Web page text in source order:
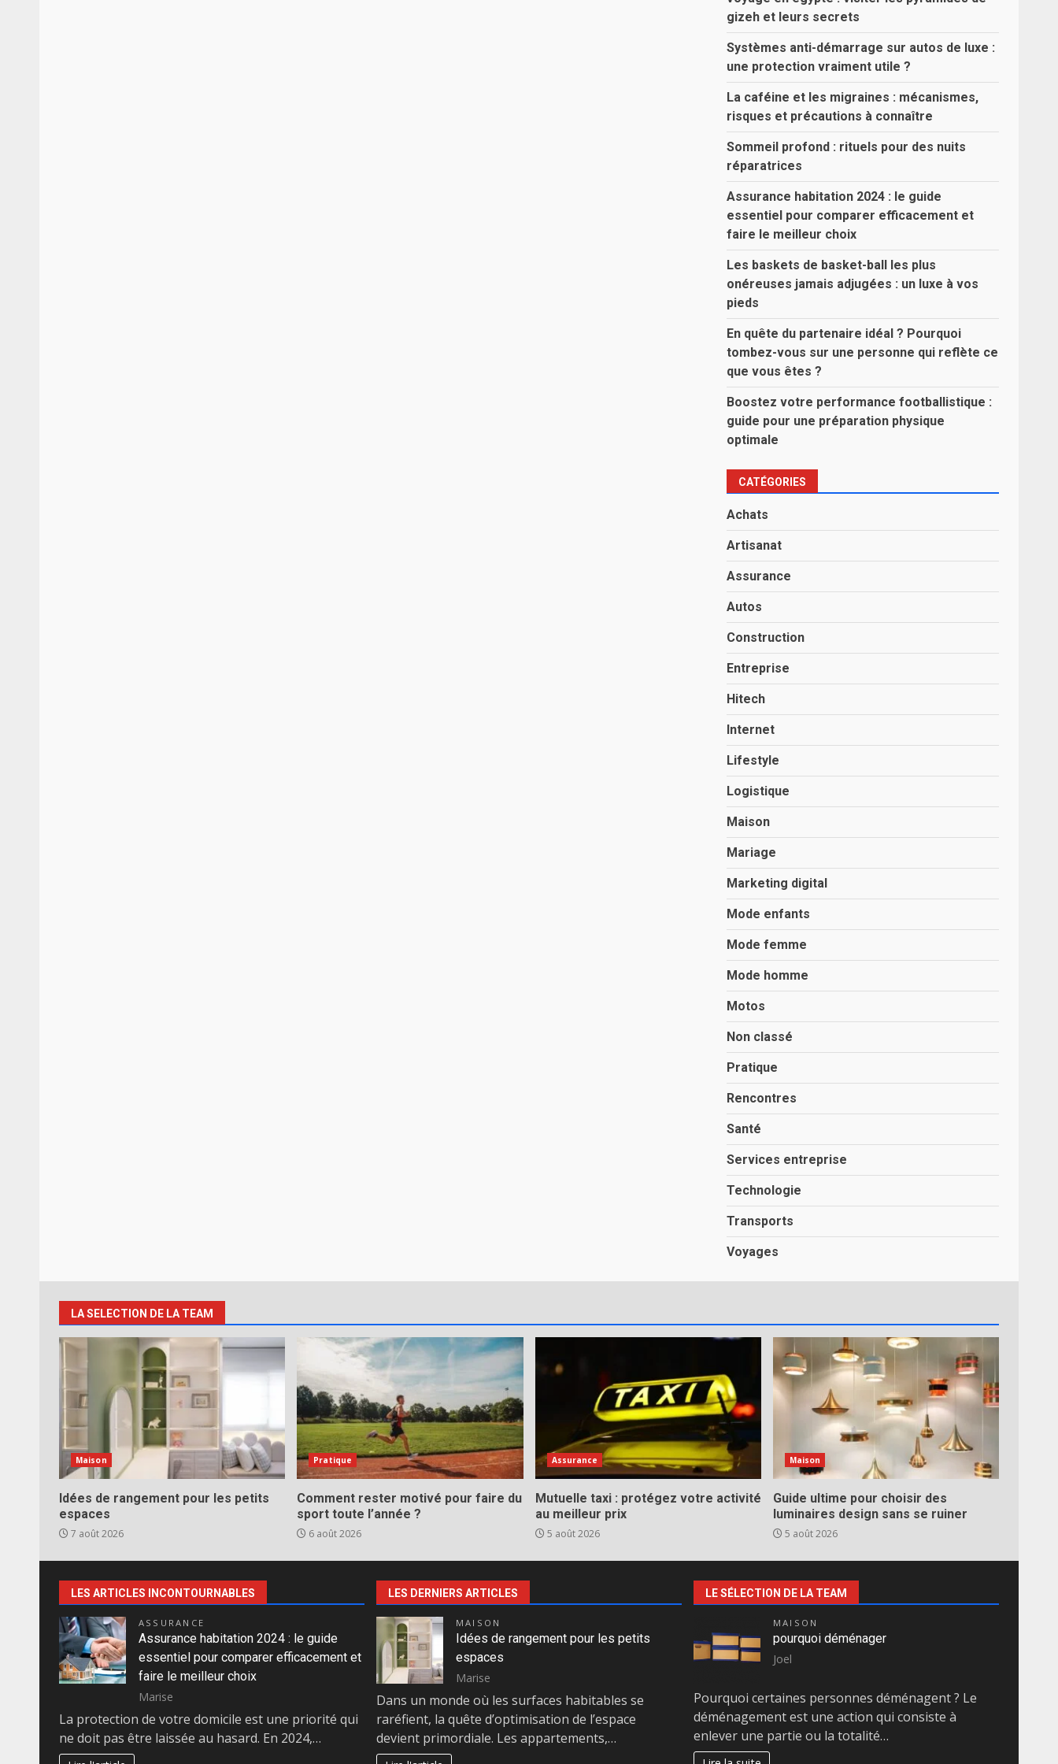
gizeh et leurs secrets
Systèmes anti-démarrage sur autos de luxe :
une protection vraiment utile ?
La caféine et les migraines : mécanismes,
risques et précautions à connaître
Sommeil profond : rituels pour des nuits
réparatrices
Assurance habitation 2024 : le guide
essentiel pour comparer efficacement et
faire le meilleur choix
Les baskets de basket-ball les plus
onéreuses jamais adjugées : un luxe à vos
pieds
En quête du partenaire idéal ? Pourquoi
tombez-vous sur une personne qui reflète ce
que vous êtes ?
Boostez votre performance footballistique :
guide pour une préparation physique
optimale
CATÉGORIES
Achats
Artisanat
Assurance
Autos
Construction
Entreprise
Hitech
Internet
Lifestyle
Logistique
Maison
Mariage
Marketing digital
Mode enfants
Mode femme
Mode homme
Motos
Non classé
Pratique
Rencontres
Santé
Services entreprise
Technologie
Transports
Voyages
LA SELECTION DE LA TEAM
Maison
Idées de rangement pour les petits
espaces
7 août 2026
Pratique
Comment rester motivé pour faire du
sport toute l’année ?
6 août 2026
Assurance
Mutuelle taxi : protégez votre activité
au meilleur prix
5 août 2026
Maison
Guide ultime pour choisir des
luminaires design sans se ruiner
5 août 2026
LES ARTICLES INCONTOURNABLES
ASSURANCE
Assurance habitation 2024 : le guide
essentiel pour comparer efficacement et
faire le meilleur choix
Marise
La protection de votre domicile est une priorité qui
ne doit pas être laissée au hasard. En 2024,…
LES DERNIERS ARTICLES
MAISON
Idées de rangement pour les petits
espaces
Marise
Dans un monde où les surfaces habitables se
raréfient, la quête d’optimisation de l’espace
devient primordiale. Les appartements,…
LE SÉLECTION DE LA TEAM
MAISON
pourquoi déménager
Joel
Pourquoi certaines personnes déménagent ? Le
déménagement est une action qui consiste à
enlever une partie ou la totalité…